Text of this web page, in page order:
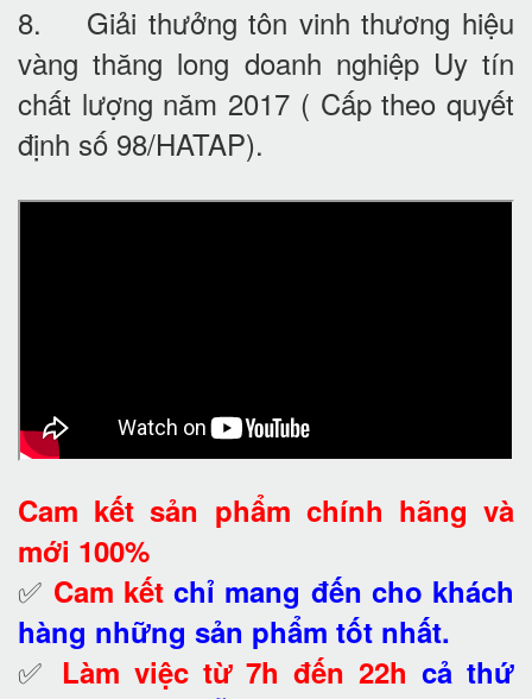
8. Giải thưởng tôn vinh thương hiệu
vàng thăng long doanh nghiệp Uy tín
chất lượng năm 2017 ( Cấp theo quyết
định số 98/HATAP).
Cam kết sản phẩm chính hãng và
mới 100%
✅ Cam kết chỉ mang đến cho khách
hàng những sản phẩm tốt nhất.
✅ Làm việc từ 7h đến 22h cả thứ